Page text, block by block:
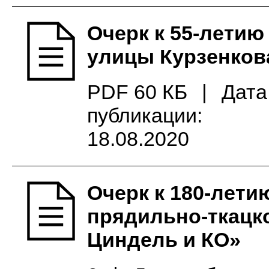
Очерк к 55-летию
улицы
PDF 60 КБ
|
Дата
публикации:
18.08.2020
Очерк к 180-
прядильно-
Циндель и КО»